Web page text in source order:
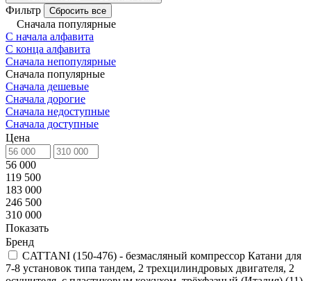
Фильтр Сбросить все
Сначала популярные
С начала алфавита
С конца алфавита
Сначала непопулярные
Сначала популярные
Сначала дешевые
Сначала дорогие
Сначала недоступные
Сначала доступные
Цена
56 000
119 500
183 000
246 500
310 000
Показать
Бренд
CATTANI (150-476) - безмасляный компрессор Катани для
7-8 установок типа тандем, 2 трехцилиндровых двигателя, 2